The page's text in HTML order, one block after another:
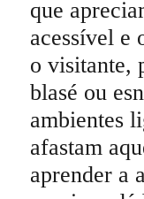
que
acessível e
o visitante,
blasé ou
ambientes
afastam
aprender a